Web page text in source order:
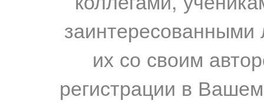
их со своим
регистрации в